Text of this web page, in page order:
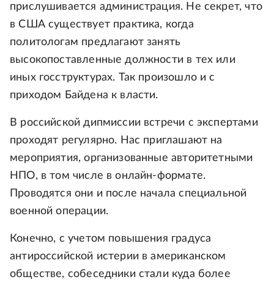
прислушивается администрация. Не секрет, что
в США существует практика, когда
политологам предлагают занять
высокопоставленные должности в тех или
иных госструктурах. Так произошло и с
приходом Байдена к власти.
В российской дипмиссии встречи с экспертами
проходят регулярно. Нас приглашают на
мероприятия, организованные авторитетными
НПО, в том числе в онлайн-формате.
Проводятся они и после начала специальной
военной операции.
Конечно, с учетом повышения градуса
антироссийской истерии в американском
обществе, собеседники стали куда более